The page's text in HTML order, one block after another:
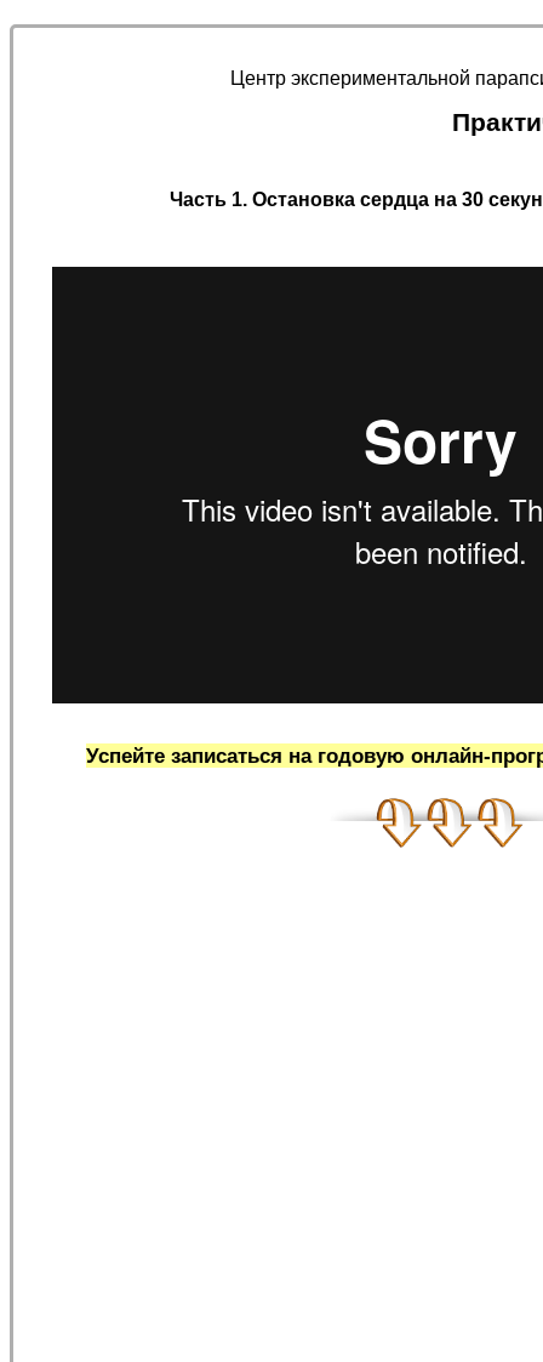
Центр экспериментальной
Часть 1.Остановка сердца на 30
Успейте записаться на годовую онлайн-